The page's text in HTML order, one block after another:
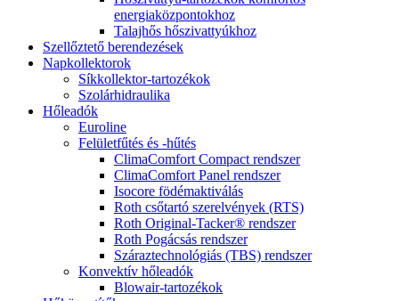
energiaközpontokhoz
Talajhős hőszivattyúkhoz
Szellőztető berendezések
Napkollektorok
Síkkollektor-tartozékok
Szolárhidraulika
Hőleadók
Euroline
Felületfűtés és -hűtés
ClimaComfort Compact rendszer
ClimaComfort Panel rendszer
Isocore födémaktiválás
Roth csőtartó szerelvények (RTS)
Roth Original-Tacker® rendszer
Roth Pogácsás rendszer
Száraztechnológiás (TBS) rendszer
Konvektív hőleadók
Blowair-tartozékok